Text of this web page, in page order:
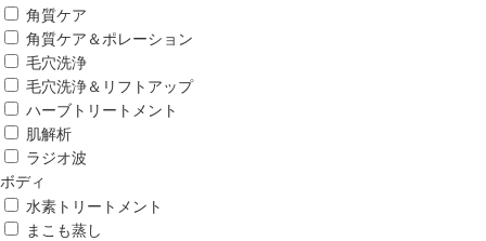
角質ケア
角質ケア＆ポレーション
毛穴洗浄
毛穴洗浄＆リフトアップ
ハーブトリートメント
肌解析
ラジオ波
ボディ
水素トリートメント
まこも蒸し